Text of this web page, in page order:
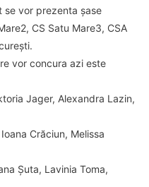
se vor prezenta șase
CS Satu Mare3, CSA
vor concura azi este
Jager, Alexandra Lazin,
Crăciun, Melissa
Șuta, Lavinia Toma,